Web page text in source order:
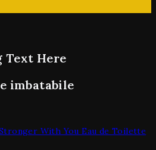
Text Here
imbatabile